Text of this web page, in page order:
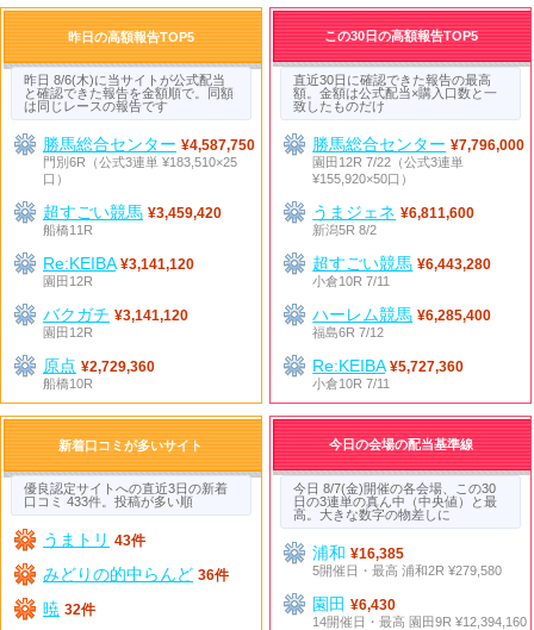
昨日の高額報告TOP5
昨日 8/6(木)に当サイトが公式配当
と確認できた報告を金額順で。同額
は同じレースの報告です
勝馬総合センター ¥4,587,750
門別6R（公式3連単 ¥183,510×25
口）
超すごい競馬 ¥3,459,420
船橋11R
Re:KEIBA ¥3,141,120
園田12R
バクガチ ¥3,141,120
園田12R
原点 ¥2,729,360
船橋10R
この30日の高額報告TOP5
直近30日に確認できた報告の最高
額。金額は公式配当×購入口数と一
致したものだけ
勝馬総合センター ¥7,796,000
園田12R 7/22（公式3連単
¥155,920×50口）
うまジェネ ¥6,811,600
新潟5R 8/2
超すごい競馬 ¥6,443,280
小倉10R 7/11
ハーレム競馬 ¥6,285,400
福島6R 7/12
Re:KEIBA ¥5,727,360
小倉10R 7/11
新着口コミが多いサイト
優良認定サイトへの直近3日の新着
口コミ 433件。投稿が多い順
うまトリ 43件
みどりの的中らんど 36件
暁 32件
今日の会場の配当基準線
今日 8/7(金)開催の各会場、この30
日の3連単の真ん中（中央値）と最
高。大きな数字の物差しに
浦和¥16,385
5開催日・最高 浦和2R ¥279,580
園田¥6,430
14開催日・最高 園田9R ¥12,394,160